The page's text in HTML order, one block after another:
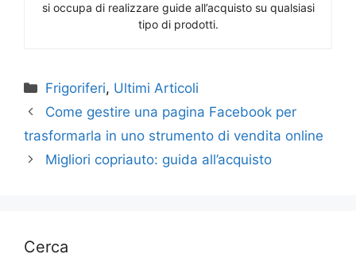
si occupa di realizzare guide all’acquisto su qualsiasi
tipo di prodotti.
Categorie
Frigoriferi, Ultimi Articoli
Come gestire una pagina Facebook per
trasformarla in uno strumento di vendita online
Migliori copriauto: guida all’acquisto
Cerca